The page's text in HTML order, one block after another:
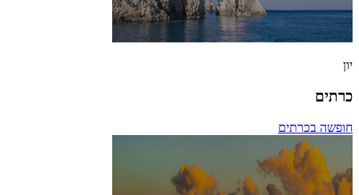
יון
כרתים
חופשה בכרתים